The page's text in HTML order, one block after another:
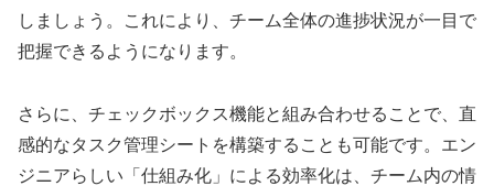
しましょう。これにより、チーム全体の進捗状況が一目で
把握できるようになります。
さらに、チェックボックス機能と組み合わせることで、直
感的なタスク管理シートを構築することも可能です。エン
ジニアらしい「仕組み化」による効率化は、チーム内の情